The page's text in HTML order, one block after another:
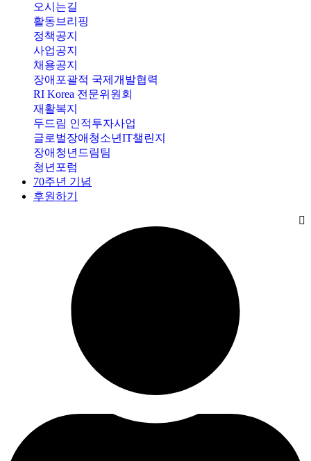
오시는길
활동브리핑
정책공지
사업공지
채용공지
장애포괄적 국제개발협력
RI Korea 전문위원회
재활복지
두드림 인적투자사업
글로벌장애청소년IT챌린지
장애청년드림팀
청년포럼
70주년 기념
후원하기